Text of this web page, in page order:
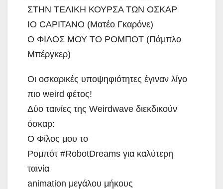
ΣΤΗΝ ΤΕΛΙΚΗ ΚΟΥΡΣΑ ΤΩΝ ΟΣΚΑΡ
IO CAPITANO (Ματέο Γκαρόνε)
O ΦΙΛΟΣ ΜΟΥ ΤΟ ΡΟΜΠΟΤ (Πάμπλο
Μπέργκερ)
Οι οσκαρικές υποψηφιότητες έγιναν λίγο
πιο weird φέτος!
Δύο ταινίες της Weirdwave διεκδικούν
όσκαρ:
Ο Φίλος μου το
Ρομπότ #RobotDreams για καλύτερη
ταινία
animation μεγάλου μήκους